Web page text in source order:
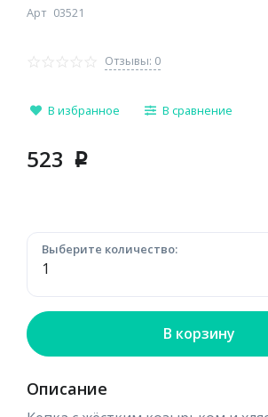
Арт 03521
Отзывы: 0
В избранное В сравнение
523 p
Выберите количество:
В корзину
Описание